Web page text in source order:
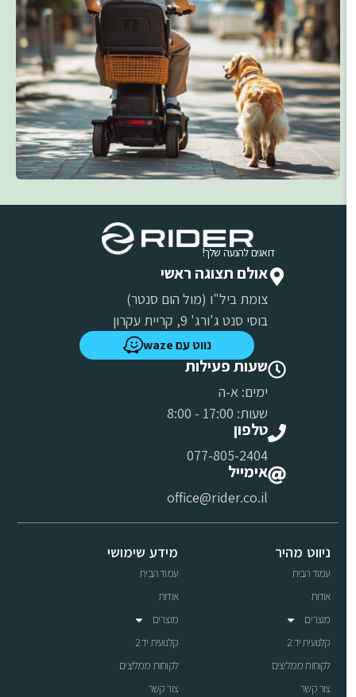
דואגים להנעה שלך!
אולם תצוגה ראשי
צומת ביל"ו (מול הום סנטר)
בוסי סנט ג'ורג' 9, קריית עקרון
נווט עם waze
שעות פעילות
ימים: א-ה
שעות: 17:00 - 8:00
טלפון
077-805-2404
אימייל
office@rider.co.il
ניווט מהיר
עמוד הבית
אודות
מוצרים
קלנועית יד 2
לקוחות ממליצים
צור קשר
מידע שימושי
עמוד הבית
אודות
מוצרים
קלנועית יד 2
לקוחות ממליצים
צור קשר